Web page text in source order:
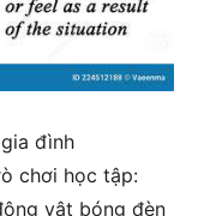
đình
chơi học tập:
vật bóng đèn